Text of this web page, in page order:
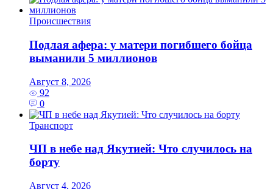
Происшествия
Подлая афера: у матери погибшего бойца
выманили 5 миллионов
Август 8, 2026
92
0
Транспорт
ЧП в небе над Якутией: Что случилось на
борту
Август 4, 2026